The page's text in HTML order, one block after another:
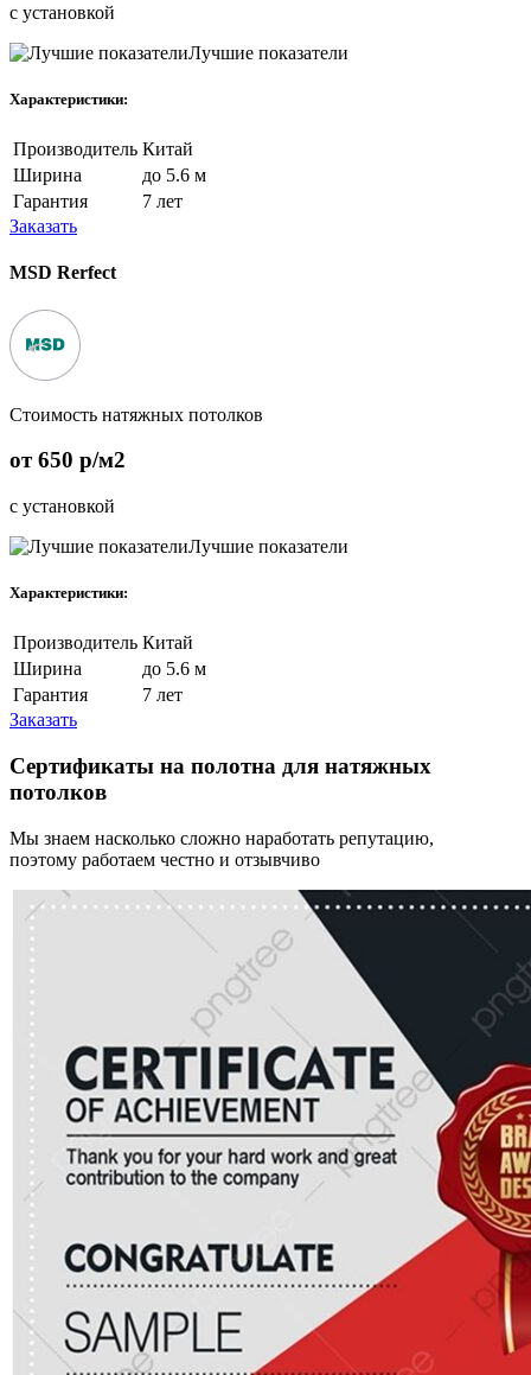
с установкой
Лучшие показатели
Характеристики:
Производитель Китай
Ширина
до 5.6 м
Гарантия
7 лет
Заказать
MSD Rerfect
Стоимость натяжных потолков
от 650 p/м2
с установкой
Лучшие показатели
Характеристики:
Производитель Китай
Ширина
до 5.6 м
Гарантия
7 лет
Заказать
Сертификаты на полотна для натяжных
потолков
Мы знаем насколько сложно наработать репутацию,
поэтому работаем честно и отзывчиво